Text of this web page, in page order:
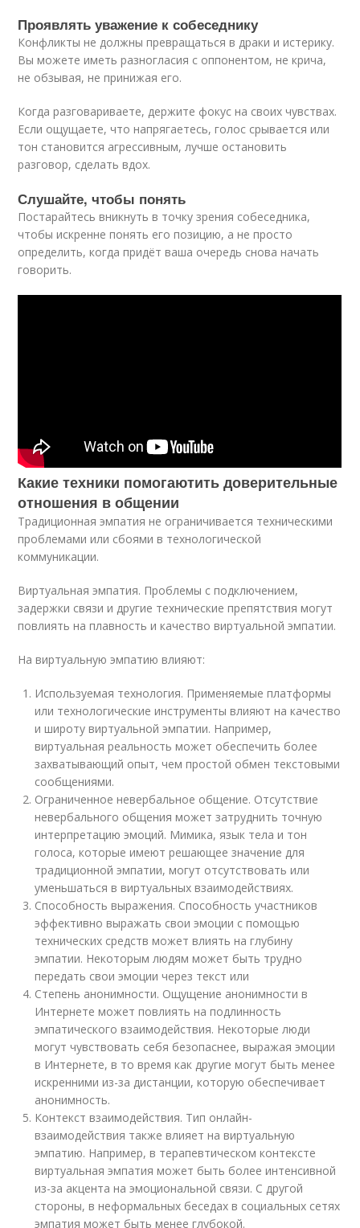
Проявлять уважение к собеседнику
Конфликты не должны превращаться в драки и истерику.
Вы можете иметь разногласия с оппонентом, не крича,
не обзывая, не принижая его.
Когда разговариваете, держите фокус на своих чувствах.
Если ощущаете, что напрягаетесь, голос срывается или
тон становится агрессивным, лучше остановить
разговор, сделать вдох.
Слушайте, чтобы понять
Постарайтесь вникнуть в точку зрения собеседника,
чтобы искренне понять его позицию, а не просто
определить, когда придёт ваша очередь снова начать
говорить.
Какие техники помогаютить доверительные
отношения в общении
Традиционная эмпатия не ограничивается техническими
проблемами или сбоями в технологической
коммуникации.
Виртуальная эмпатия. Проблемы с подключением,
задержки связи и другие технические препятствия могут
повлиять на плавность и качество виртуальной эмпатии.
На виртуальную эмпатию влияют:
Используемая технология. Применяемые платформы
или технологические инструменты влияют на качество
и широту виртуальной эмпатии. Например,
виртуальная реальность может обеспечить более
захватывающий опыт, чем простой обмен текстовыми
сообщениями.
Ограниченное невербальное общение. Отсутствие
невербального общения может затруднить точную
интерпретацию эмоций. Мимика, язык тела и тон
голоса, которые имеют решающее значение для
традиционной эмпатии, могут отсутствовать или
уменьшаться в виртуальных взаимодействиях.
Способность выражения. Способность участников
эффективно выражать свои эмоции с помощью
технических средств может влиять на глубину
эмпатии. Некоторым людям может быть трудно
передать свои эмоции через текст или
Степень анонимности. Ощущение анонимности в
Интернете может повлиять на подлинность
эмпатического взаимодействия. Некоторые люди
могут чувствовать себя безопаснее, выражая эмоции
в Интернете, в то время как другие могут быть менее
искренними из-за дистанции, которую обеспечивает
анонимность.
Контекст взаимодействия. Тип онлайн-
взаимодействия также влияет на виртуальную
эмпатию. Например, в терапевтическом контексте
виртуальная эмпатия может быть более интенсивной
из-за акцента на эмоциональной связи. С другой
стороны, в неформальных беседах в социальных сетях
эмпатия может быть менее глубокой.